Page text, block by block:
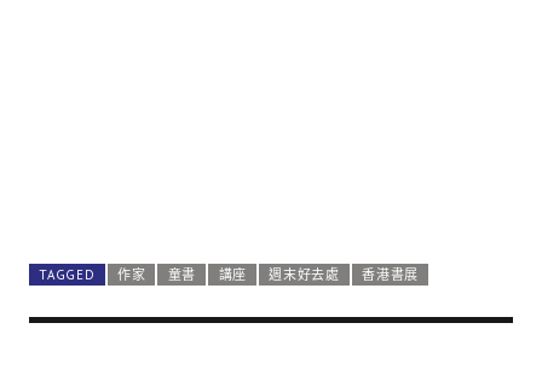
TAGGED 作家 童書 講座 週末好去處 香港書展